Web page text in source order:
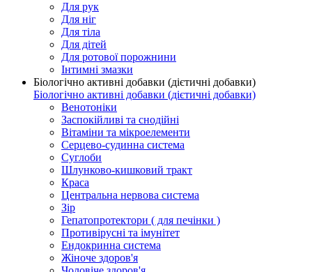
Для рук
Для ніг
Для тіла
Для дітей
Для ротової порожнини
Інтимні змазки
Біологічно активні добавки (дієтичні добавки)
Біологічно активні добавки (дієтичні добавки)
Венотоніки
Заспокійливі та снодійні
Вітаміни та мікроелементи
Серцево-судинна система
Суглоби
Шлунково-кишковий тракт
Краса
Центральна нервова система
Зір
Гепатопротектори ( для печінки )
Противірусні та імунітет
Ендокринна система
Жіноче здоров'я